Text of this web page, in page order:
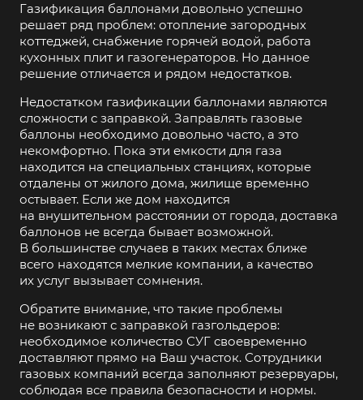
Газификация баллонами довольно успешно
решает ряд проблем: отопление загородных
коттеджей, снабжение горячей водой, работа
кухонных плит и газогенераторов. Но данное
решение отличается и рядом недостатков.
Недостатком газификации баллонами являются
сложности с заправкой. Заправлять газовые
баллоны необходимо довольно часто, а это
некомфортно. Пока эти емкости для газа
находится на специальных станциях, которые
отдалены от жилого дома, жилище временно
остывает. Если же дом находится
на внушительном расстоянии от города, доставка
баллонов не всегда бывает возможной.
В большинстве случаев в таких местах ближе
всего находятся мелкие компании, а качество
их услуг вызывает сомнения.
Обратите внимание, что такие проблемы
не возникают с заправкой газгольдеров:
необходимое количество СУГ своевременно
доставляют прямо на Ваш участок. Сотрудники
газовых компаний всегда заполняют резервуары,
соблюдая все правила безопасности и нормы.